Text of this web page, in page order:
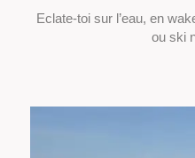
Eclate-toi sur l’eau, en
ou ski